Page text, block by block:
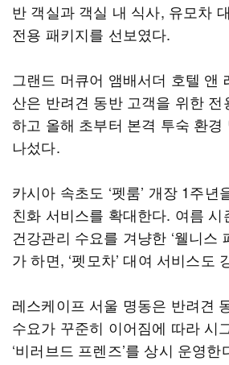
반 객실과 객실 내 식사, 유모차
전용 패키지를 선보였다.
그랜드 머큐어 앰배서더 호텔 앤
산은 반려견 동반 고객을 위한 전
하고 올해 초부터 본격 투숙 환경
나섰다.
카시아 속초도 ‘펫룸’ 개장 1주년
친화 서비스를 확대한다. 여름 시
건강관리 수요를 겨냥한 ‘웰니스
가 하면, ‘펫모차’ 대여 서비스도
레스케이프 서울 명동은 반려견
수요가 꾸준히 이어짐에 따라 시
‘비러브드 프렌즈’를 상시 운영한